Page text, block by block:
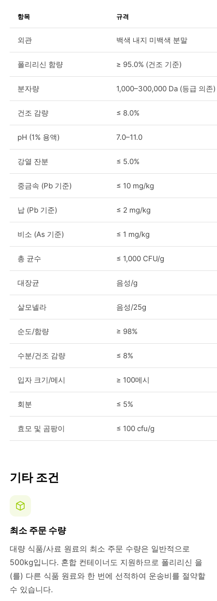
항목 규격
외관 백색 내지 미백색 분말
폴리리신 함량 ≥ 95.0% (건조 기준)
분자량 1,000–300,000 Da (등급 의존)
건조 감량 ≤ 8.0%
pH (1% 용액) 7.0–11.0
강열 잔분 ≤ 5.0%
중금속 (Pb 기준) ≤ 10 mg/kg
납 (Pb 기준) ≤ 2 mg/kg
비소 (As 기준) ≤ 1 mg/kg
총 균수 ≤ 1,000 CFU/g
대장균 음성/g
살모넬라 음성/25g
순도/함량 ≥ 98%
수분/건조 감량 ≤ 8%
입자 크기/메시 ≥ 100메시
회분 ≤ 5%
효모 및 곰팡이 ≤ 100 cfu/g
기타 조건
최소 주문 수량
대량 식품/사료 원료의 최소 주문 수량은 일반적으로
500kg입니다. 혼합 컨테이너도 지원하므로 폴리리신 을
(를) 다른 식품 원료와 한 번에 선적하여 운송비를 절약할
수 있습니다.